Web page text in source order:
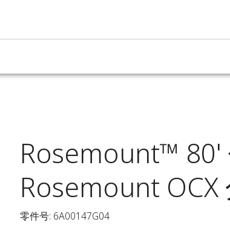
Rosemount™ 80'
Rosemount OCX
零件号: 6A00147G04